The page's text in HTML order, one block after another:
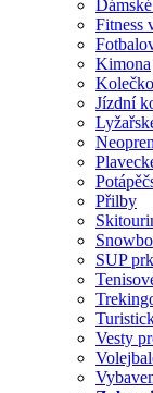
Fitness
Kimona
Jízdní
Přilby
SUP
Vesty